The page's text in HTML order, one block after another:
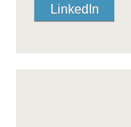
LinkedIn